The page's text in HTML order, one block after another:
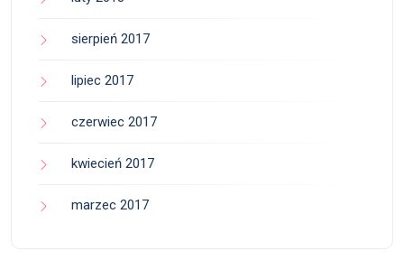
sierpień 2017
lipiec 2017
czerwiec 2017
kwiecień 2017
marzec 2017